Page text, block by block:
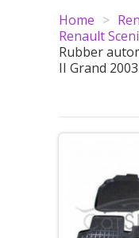
Home >
Renault
Rubber
II Grand